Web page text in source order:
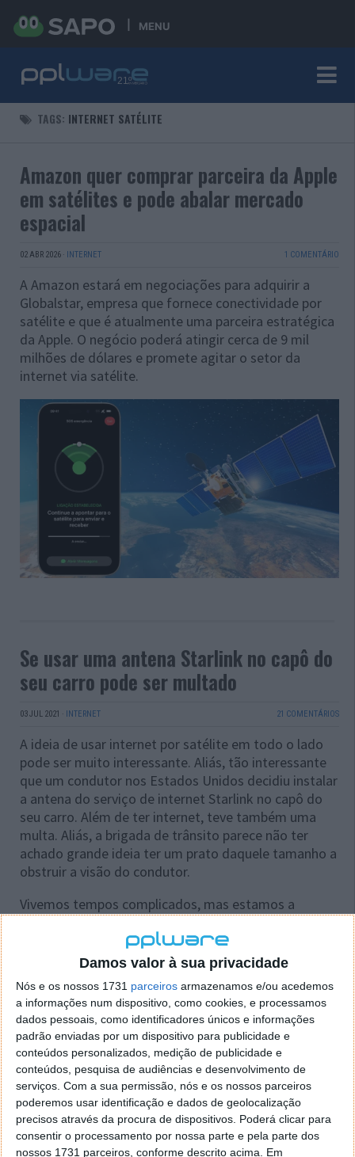
Damos valor à sua privacidade
Nós e os nossos 1731 parceiros armazenamos e/ou acedemos
a informações num dispositivo, como cookies, e processamos
dados pessoais, como identificadores únicos e informações
padrão enviadas por um dispositivo para publicidade e
conteúdos personalizados, medição de publicidade e
conteúdos, pesquisa de audiências e desenvolvimento de
serviços. Com a sua permissão, nós e os nossos parceiros
poderemos usar identificação e dados de geolocalização
precisos através da procura de dispositivos. Poderá clicar para
consentir o processamento por nossa parte e pela parte dos
nossos 1731 parceiros, conforme descrito acima. Em
MENU
TAGS: INTERNET SATÉLITE
Amazon quer comprar parceira da Apple
em satélites e pode abalar mercado
espacial
02 ABR 2026 · INTERNET 1 COMENTÁRIO
A Amazon estará em negociações para adquirir a
Globalstar, empresa que fornece conectividade por
satélite e que é atualmente uma parceira estratégica
da Apple. O negócio poderá atingir cerca de 9 mil
milhões de dólares e promete agitar o setor da
internet via satélite.
Se usar uma antena Starlink no capô do
seu carro pode ser multado
03 JUL 2021 · INTERNET 21 COMENTÁRIOS
A ideia de usar internet por satélite em todo o lado
pode ser muito interessante. Aliás, tão interessante
que um condutor nos Estados Unidos decidiu instalar
a antena do serviço de internet Starlink no capô do
seu carro. Além de ter internet, teve também uma
multa. Aliás, a brigada de trânsito parece não ter
achado grande ideia ter um prato daquele tamanho a
obstruir a visão do condutor.
Vivemos tempos complicados, mas estamos a
O 5G irá mudar a forma como comunicamos, mas a
internet por satélite pode transfigurar
completamente o uso desta gigante rede cada vez
mais global.